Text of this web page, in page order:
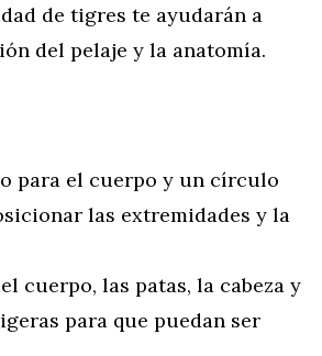
de tigres te ayudarán a
del pelaje y la anatomía.
para el cuerpo y un círculo
las extremidades y la
cuerpo, las patas, la cabeza y
para que puedan ser